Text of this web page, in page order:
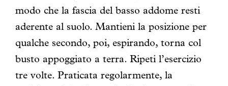
modo che la fascia del basso addome resti
aderente al suolo. Mantieni la posizione per
qualche secondo, poi, espirando, torna col
busto appoggiato a terra. Ripeti l’esercizio
tre volte. Praticata regolarmente, la